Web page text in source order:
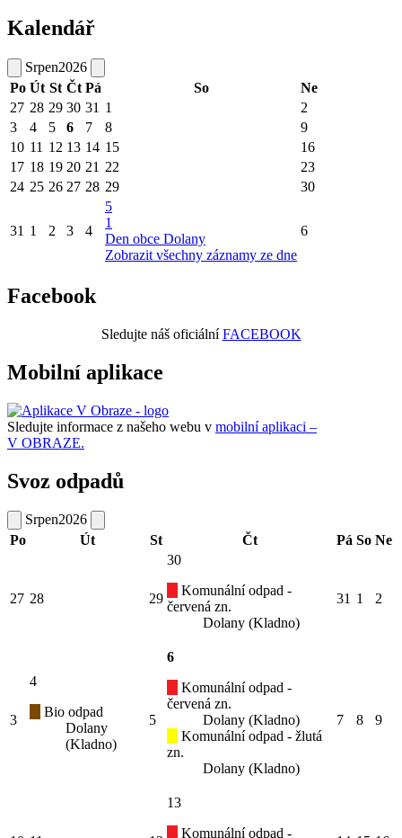
Kalendář
Srpen2026
Po Út St Čt Pá So
Ne
27 28 29 30 31 1
2
3
4 5 6 7 8
9
10 11 12 13 14 15
16
17 18 19 20 21 22
23
24 25 26 27 28 29 30
31 1 2 3 4
5
1
Den obce Dolany
Zobrazit všechny záznamy ze dne
6
Facebook
Sledujte náš oficiálníFACEBOOK
Mobilní aplikace
Sledujte informace z našeho webu v mobilní aplikaci –
V OBRAZE.
Svoz odpadů
Srpen2026
Po
Út St Čt Pá So Ne
27 28 29
30
Komunální odpad -
červená zn.
Dolany (Kladno)
31 1 2
3
4
Bio odpad
Dolany
(Kladno)
5
6
Komunální odpad -
červená zn.
Dolany (Kladno)
Komunální odpad - žlutá
zn.
Dolany (Kladno)
7 8 9
13
Komunální odpad -